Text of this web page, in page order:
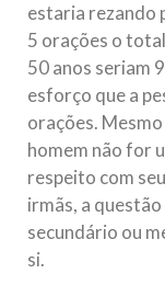
estaria rezando
5 orações o
50 anos seriam
esforço que a
orações.
homem não for
respeito com
irmãs, a
secundário ou
si.